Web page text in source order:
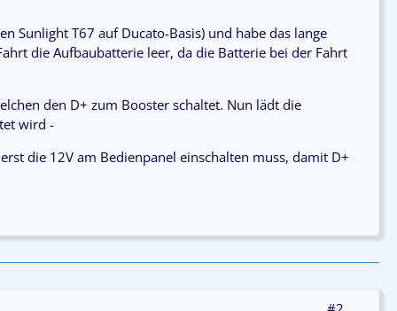
Sunlight T67 auf Ducato-Basis) und habe das lange
die Aufbaubatterie leer, da die Batterie bei der Fahrt
den D+ zum Booster schaltet. Nun lädt die
wird -
die 12V am Bedienpanel einschalten muss, damit D+